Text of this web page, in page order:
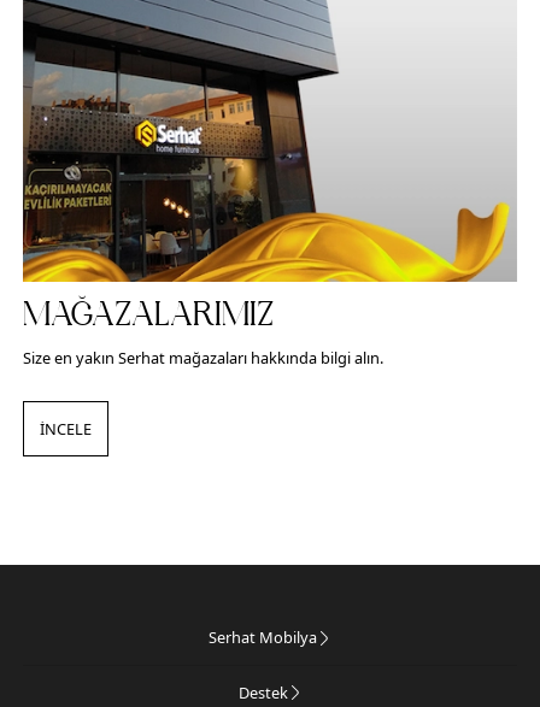
MAĞAZALARIMIZ
Size en yakın Serhat mağazaları hakkında bilgi alın.
İNCELE
Serhat Mobilya
Destek